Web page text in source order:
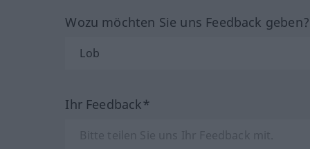
Wozu möchten Sie uns Feedback
Ihr Feedback*